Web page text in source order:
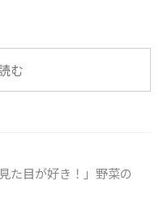
...
む
た目が好き！」野菜の